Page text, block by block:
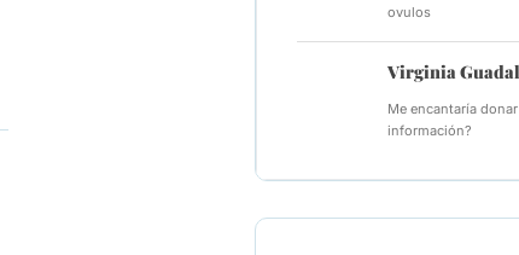
ovulos
Virginia
Me encantaría
información?